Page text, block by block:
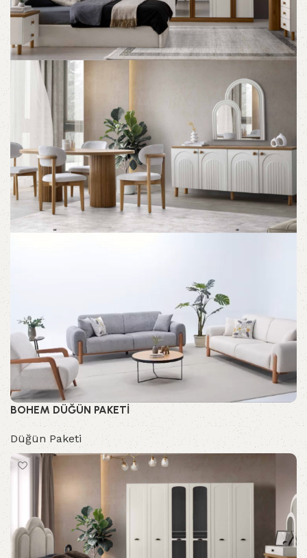
BOHEM DÜĞÜN PAKETİ
Düğün Paketi